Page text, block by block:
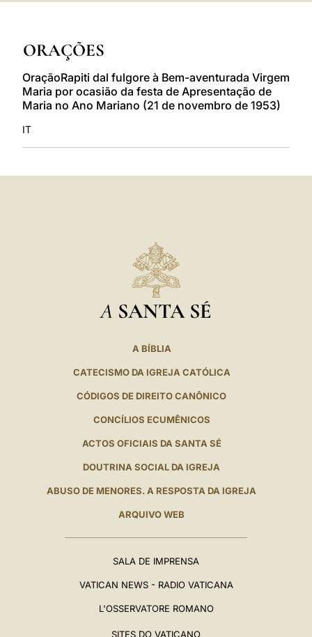
ORAÇÕES
OraçãoRapiti dal fulgore à Bem-aventurada Virgem
Maria por ocasião da festa de Apresentação de
Maria no Ano Mariano (21 de novembro de 1953)
IT
A SANTA SÉ
A BÍBLIA
CATECISMO DA IGREJA CATÓLICA
CÓDIGOS DE DIREITO CANÔNICO
CONCÍLIOS ECUMÊNICOS
ACTOS OFICIAIS DA SANTA SÉ
DOUTRINA SOCIAL DA IGREJA
ABUSO DE MENORES. A RESPOSTA DA IGREJA
ARQUIVO WEB
SALA DE IMPRENSA
VATICAN NEWS - RADIO VATICANA
L'OSSERVATORE ROMANO
SITES DO VATICANO